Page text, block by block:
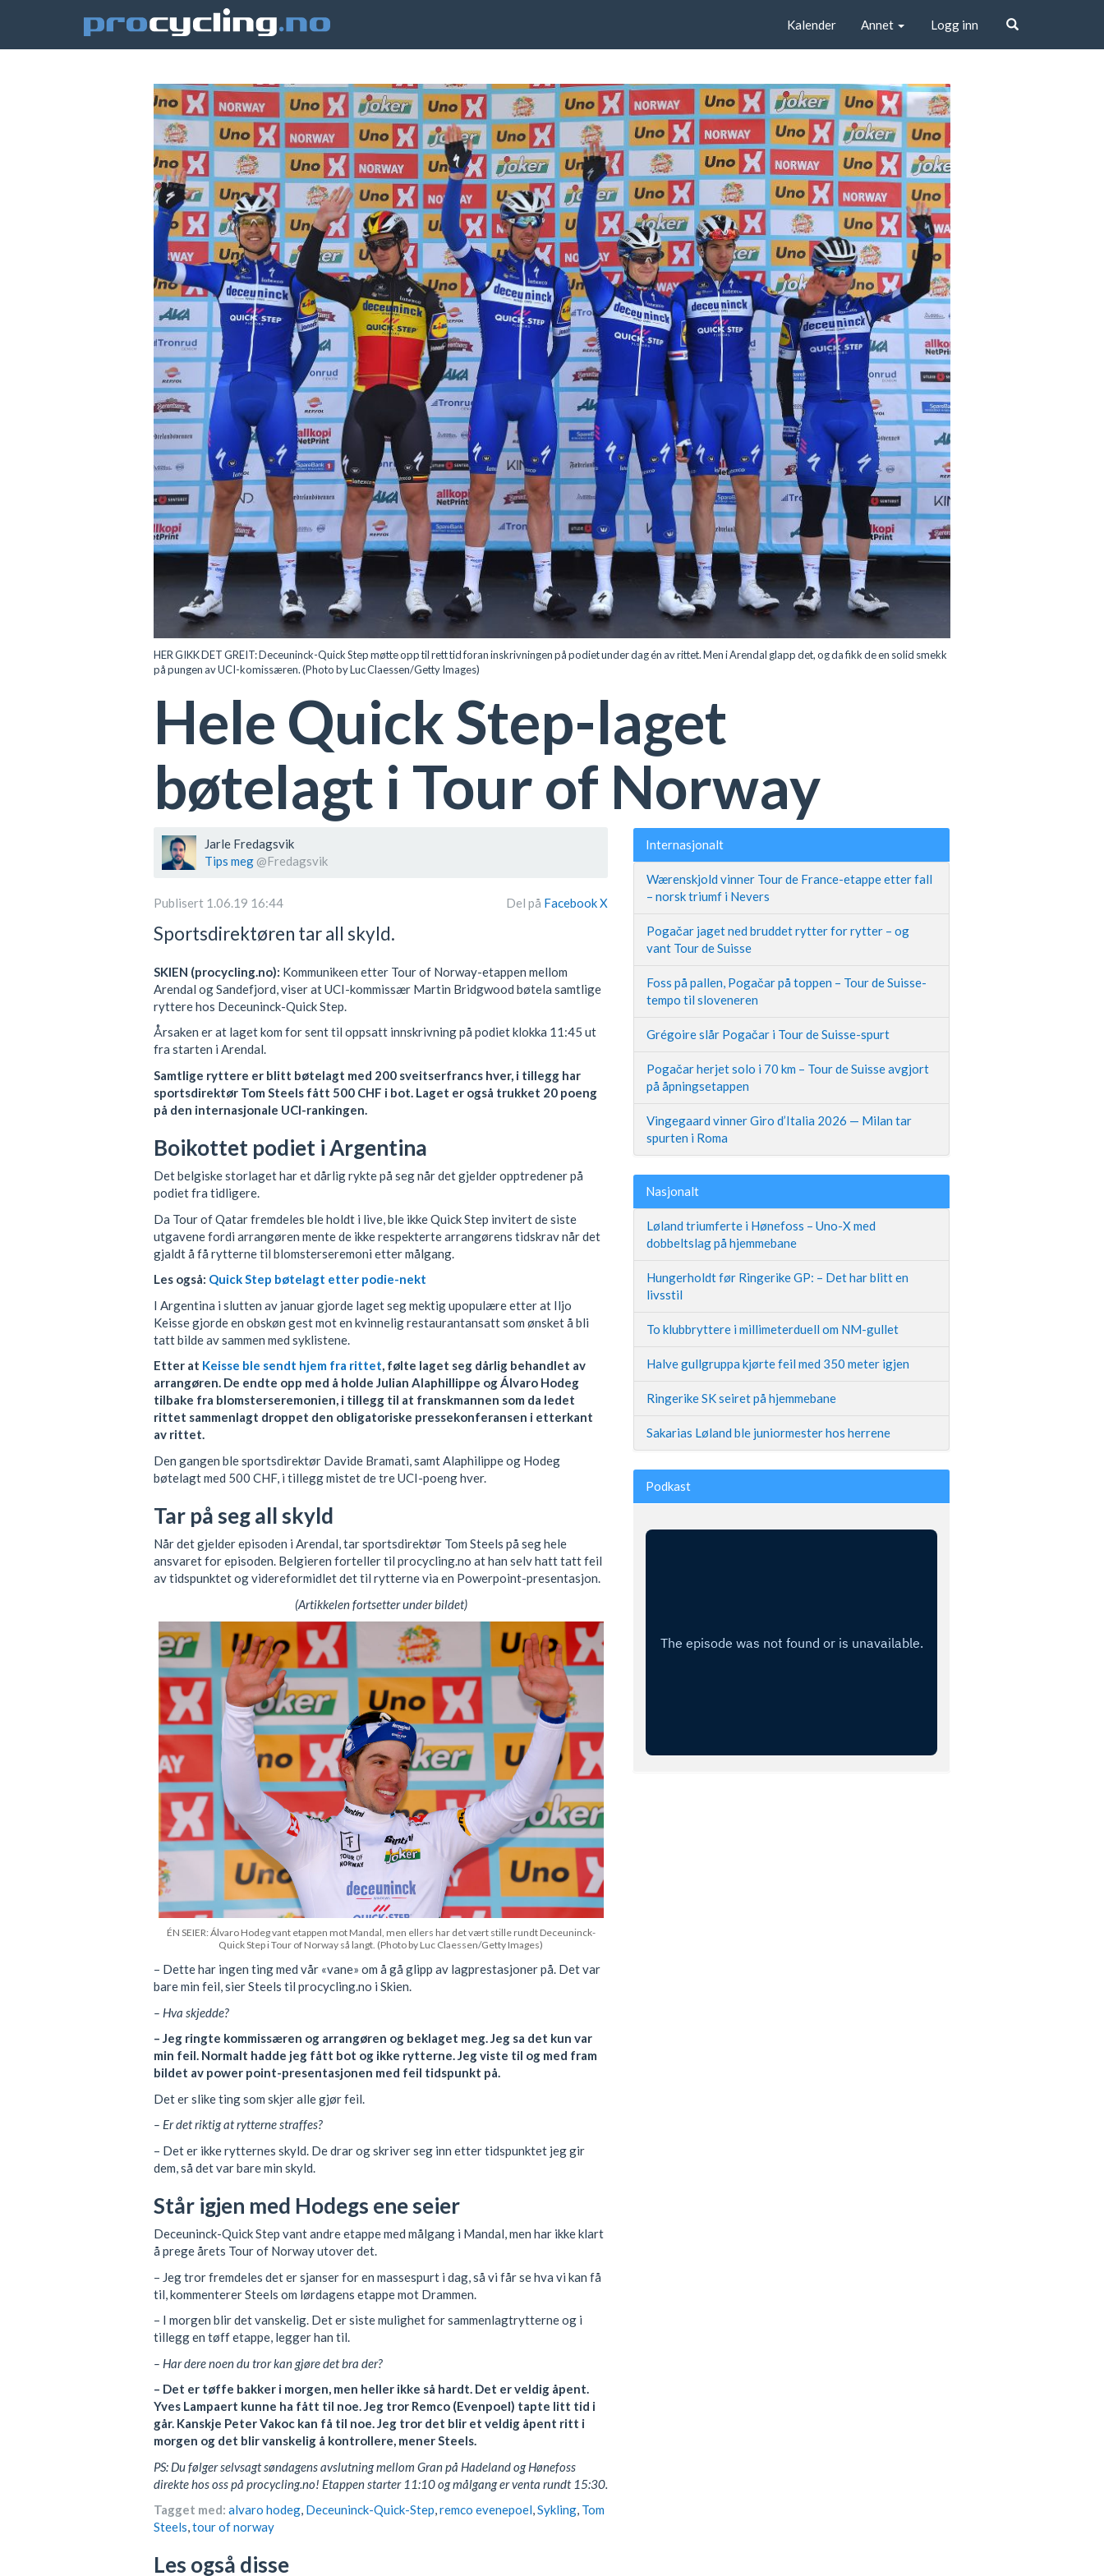
Kalender Annet Logg inn
HER GIKK DET GREIT: Deceuninck-Quick Step møtte opp til rett tid foran inskrivningen på podiet under dag én av rittet. Men i Arendal glapp det, og da fikk de en solid smekk
på pungen av UCI-komissæren. (Photo by Luc Claessen/Getty Images)
Hele Quick Step-laget
bøtelagt i Tour of Norway
Jarle Fredagsvik
Tips meg @Fredagsvik
Publisert 1.06.19 16:44 Del på FacebookX
Sportsdirektøren tar all skyld.
SKIEN (procycling.no): Kommunikeen etter Tour of Norway-etappen mellom
Arendal og Sandefjord, viser at UCI-kommissær Martin Bridgwood bøtela samtlige
ryttere hos Deceuninck-Quick Step.
Årsaken er at laget kom for sent til oppsatt innskrivning på podiet klokka 11:45 ut
fra starten i Arendal.
Samtlige ryttere er blitt bøtelagt med 200 sveitserfrancs hver, i tillegg har
sportsdirektør Tom Steels fått 500 CHF i bot. Laget er også trukket 20 poeng
på den internasjonale UCI-rankingen.
Boikottet podiet i Argentina
Det belgiske storlaget har et dårlig rykte på seg når det gjelder opptredener på
podiet fra tidligere.
Da Tour of Qatar fremdeles ble holdt i live, ble ikke Quick Step invitert de siste
utgavene fordi arrangøren mente de ikke respekterte arrangørens tidskrav når det
gjaldt å få rytterne til blomsterseremoni etter målgang.
Les også: Quick Step bøtelagt etter podie-nekt
I Argentina i slutten av januar gjorde laget seg mektig upopulære etter at Iljo
Keisse gjorde en obskøn gest mot en kvinnelig restaurantansatt som ønsket å bli
tatt bilde av sammen med syklistene.
Etter at Keisse ble sendt hjem fra rittet, følte laget seg dårlig behandlet av
arrangøren. De endte opp med å holde Julian Alaphillippe og Álvaro Hodeg
tilbake fra blomsterseremonien, i tillegg til at franskmannen som da ledet
rittet sammenlagt droppet den obligatoriske pressekonferansen i etterkant
av rittet.
Den gangen ble sportsdirektør Davide Bramati, samt Alaphilippe og Hodeg
bøtelagt med 500 CHF, i tillegg mistet de tre UCI-poeng hver.
Tar på seg all skyld
Når det gjelder episoden i Arendal, tar sportsdirektør Tom Steels på seg hele
ansvaret for episoden. Belgieren forteller til procycling.no at han selv hatt tatt feil
av tidspunktet og videreformidlet det til rytterne via en Powerpoint-presentasjon.
(Artikkelen fortsetter under bildet)
ÉN SEIER: Álvaro Hodeg vant etappen mot Mandal, men ellers har det vært stille rundt Deceuninck-
Quick Step i Tour of Norway så langt. (Photo by Luc Claessen/Getty Images)
– Dette har ingen ting med vår «vane» om å gå glipp av lagprestasjoner på. Det var
bare min feil, sier Steels til procycling.no i Skien.
– Hva skjedde?
– Jeg ringte kommissæren og arrangøren og beklaget meg. Jeg sa det kun var
min feil. Normalt hadde jeg fått bot og ikke rytterne. Jeg viste til og med fram
bildet av power point-presentasjonen med feil tidspunkt på.
Det er slike ting som skjer alle gjør feil.
– Er det riktig at rytterne straffes?
– Det er ikke rytternes skyld. De drar og skriver seg inn etter tidspunktet jeg gir
dem, så det var bare min skyld.
Står igjen med Hodegs ene seier
Deceuninck-Quick Step vant andre etappe med målgang i Mandal, men har ikke klart
å prege årets Tour of Norway utover det.
– Jeg tror fremdeles det er sjanser for en massespurt i dag, så vi får se hva vi kan få
til, kommenterer Steels om lørdagens etappe mot Drammen.
– I morgen blir det vanskelig. Det er siste mulighet for sammenlagtrytterne og i
tillegg en tøff etappe, legger han til.
– Har dere noen du tror kan gjøre det bra der?
– Det er tøffe bakker i morgen, men heller ikke så hardt. Det er veldig åpent.
Yves Lampaert kunne ha fått til noe. Jeg tror Remco (Evenpoel) tapte litt tid i
går. Kanskje Peter Vakoc kan få til noe. Jeg tror det blir et veldig åpent ritt i
morgen og det blir vanskelig å kontrollere, mener Steels.
PS: Du følger selvsagt søndagens avslutning mellom Gran på Hadeland og Hønefoss
direkte hos oss på procycling.no! Etappen starter 11:10 og målgang er venta rundt 15:30.
Tagget med: alvaro hodeg, Deceuninck-Quick-Step,remco evenepoel,Sykling, Tom
Steels,tour of norway
Les også disse
Internasjonalt
Wærenskjold vinner Tour de France-etappe etter fall
– norsk triumf i Nevers
Pogačar jaget ned bruddet rytter for rytter – og
vant Tour de Suisse
Foss på pallen, Pogačar på toppen – Tour de Suisse-
tempo til sloveneren
Grégoire slår Pogačar i Tour de Suisse-spurt
Pogačar herjet solo i 70 km – Tour de Suisse avgjort
på åpningsetappen
Vingegaard vinner Giro d’Italia 2026 — Milan tar
spurten i Roma
Nasjonalt
Løland triumferte i Hønefoss – Uno-X med
dobbeltslag på hjemmebane
Hungerholdt før Ringerike GP: – Det har blitt en
livsstil
To klubbryttere i millimeterduell om NM-gullet
Halve gullgruppa kjørte feil med 350 meter igjen
Ringerike SK seiret på hjemmebane
Sakarias Løland ble juniormester hos herrene
Podkast